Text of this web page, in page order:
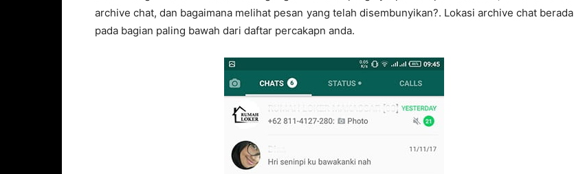
archive chat, dan bagaimana melihat pesan yang telah disembunyikan?. Lokasi archive chat berada
pada bagian paling bawah dari daftar percakapn anda.